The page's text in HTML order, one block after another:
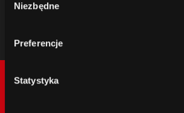
zgody
Niezbędne
Preferencje
Statystyka